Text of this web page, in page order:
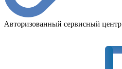
Авторизованный сервисный центр